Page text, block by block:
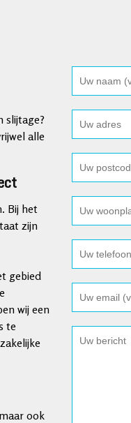
slijtage?
alle
Bij het
zijn
gebied
wij een
te
ook